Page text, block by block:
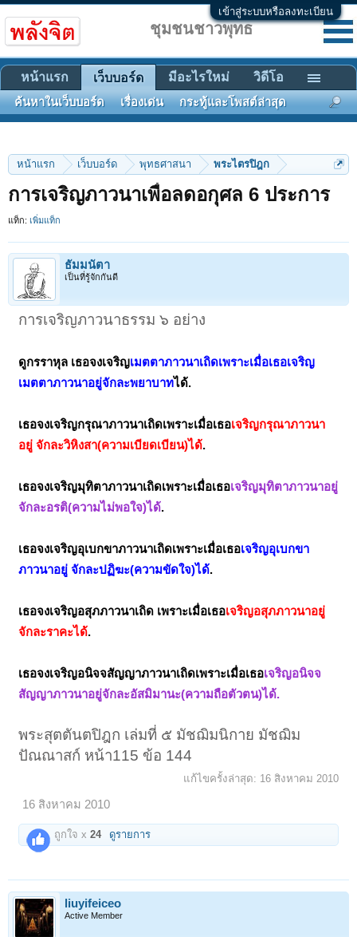
เข้าสู่ระบบหรือลงทะเบียน
หน้าแรก เว็บบอร์ด พุทธศาสนา พระไตรปิฎก
การเจริญภาวนาเพื่อลดอกุศล 6 ประการ
แท็ก: เพิ่มแท็ก
ธัมมนัตา
เป็นที่รู้จักกันดี
การเจริญภาวนาธรรม ๖ อย่าง
ดูกรราหุล เธอจงเจริญเมตตาภาวนาเถิดเพราะเมื่อเธอเจริญ
เมตตาภาวนาอยู่จักละพยาบาทได้.
เธอจงเจริญกรุณาภาวนาเถิดเพราะเมื่อเธอเจริญกรุณาภาวนา
อยู่ จักละวิหิงสา(ความเบียดเบียน)ได้.
เธอจงเจริญมุทิตาภาวนาเถิดเพราะเมื่อเธอเจริญมุทิตาภาวนาอยู่
จักละอรติ(ความไม่พอใจ)ได้.
เธอจงเจริญอุเบกขาภาวนาเถิดเพราะเมื่อเธอเจริญอุเบกขา
ภาวนาอยู่ จักละปฏิฆะ(ความขัดใจ)ได้.
เธอจงเจริญอสุภภาวนาเถิด เพราะเมื่อเธอเจริญอสุภภาวนาอยู่
จักละราคะได้.
เธอจงเจริญอนิจจสัญญาภาวนาเถิดเพราะเมื่อเธอเจริญอนิจจ
สัญญาภาวนาอยู่จักละอัสมิมานะ(ความถือตัวตน)ได้.
พระสุตตันตปิฎก เล่มที่ ๕ มัชฌิมนิกาย มัชฌิม
ปัณณาสก์ หน้า115 ข้อ 144
แก้ไขครั้งล่าสุด: 16 สิงหาคม 2010
16 สิงหาคม 2010
ถูกใจ x24 ดูรายการ
liuyifeiceo
Active Member
ชุมชนชาวพุทธ
หน้าแรก เว็บบอร์ด
ค้นหาในเว็บบอร์ด เรื่องเด่น กระทู้และโพสต์ล่าสุด
มีอะไรใหม่ วิดีโอ